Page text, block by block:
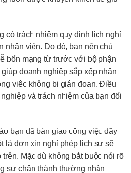
có trách nhiệm quy định lịch nghỉ
nhân viên. Do đó, bạn nên chủ
bổn mạng từ trước với bộ phận
doanh nghiệp sắp xếp nhân
việc không bị gián đoạn. Điều
và trách nhiệm của bạn đối
bạn đã bàn giao công việc đầy
lá đơn xin nghỉ phép lịch sự sẽ
Mặc dù không bắt buộc nói rõ
sự chân thành thường nhận